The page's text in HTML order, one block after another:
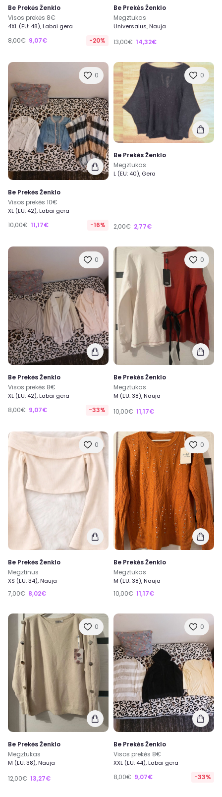
Be Prekės Ženklo
Visos prekės 8€
4XL (EU: 48), Labai gera
8,00€ 9,07€ -20%
Be Prekės Ženklo
Megztukas
Universalus, Nauja
13,00€ 14,32€
0
Be Prekės Ženklo
Visos prekės 10€
XL (EU: 42), Labai gera
10,00€ 11,17€ -16%
0
Be Prekės Ženklo
Megztukas
L (EU: 40), Gera
2,00€ 2,77€
0
Be Prekės Ženklo
Visos prekės 8€
XL (EU: 42), Labai gera
8,00€ 9,07€ -33%
0
Be Prekės Ženklo
Megztukas
M (EU: 38), Nauja
10,00€ 11,17€
0
Be Prekės Ženklo
Megztinus
XS (EU: 34), Nauja
7,00€ 8,02€
0
Be Prekės Ženklo
Megztukas
M (EU: 38), Nauja
10,00€ 11,17€
0
Be Prekės Ženklo
Megztukas
M (EU: 38), Nauja
12,00€ 13,27€
0
Be Prekės Ženklo
Visos prekės 8€
XXL (EU: 44), Labai gera
8,00€ 9,07€ -33%